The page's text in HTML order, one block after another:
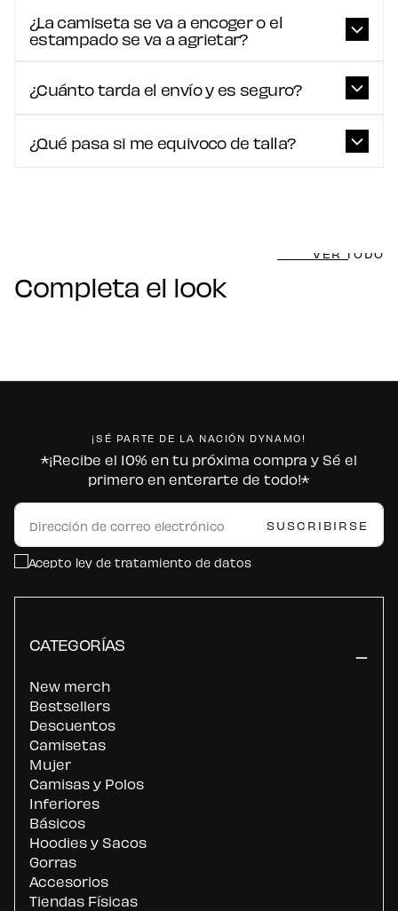
¿La camiseta se va a encoger o el
estampado se va a agrietar?
¿Cuánto tarda el envío y es seguro?
¿Qué pasa si me equivoco de talla?
Completa el look
VER TODO
¡SÉ PARTE DE LA NACIÓN DYNAMO!
*¡Recibe el 10% en tu próxima compra y Sé el
primero en enterarte de todo!*
CORREO
ELECTRÓNICO SUSCRIBIRSE
Acepto ley de tratamiento de datos
CATEGORÍAS
New merch
Bestsellers
Descuentos
Camisetas
Mujer
Camisas y Polos
Inferiores
Básicos
Hoodies y Sacos
Gorras
Accesorios
Tiendas Físicas